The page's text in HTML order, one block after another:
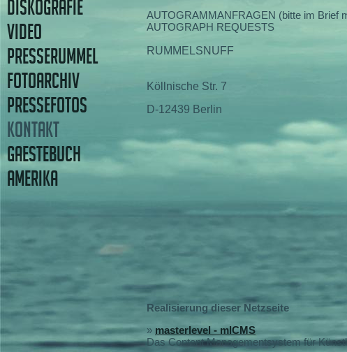
AUTOGRAMMANFRAGEN (bitte im Brief
AUTOGRAPH REQUESTS
RUMMELSNUFF
Köllnische Str. 7
D-12439 Berlin
Realisierung dieser Netzseite
» masterlevel - mlCMS
Das Content Managementsystem für
DISKOGRAFIE
VIDEO
PRESSERUMMEL
FOTOARCHIV
PRESSEFOTOS
KONTAKT
GAESTEBUCH
AMERIKA